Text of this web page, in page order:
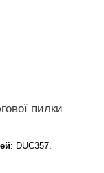
пилки
: DUC357.